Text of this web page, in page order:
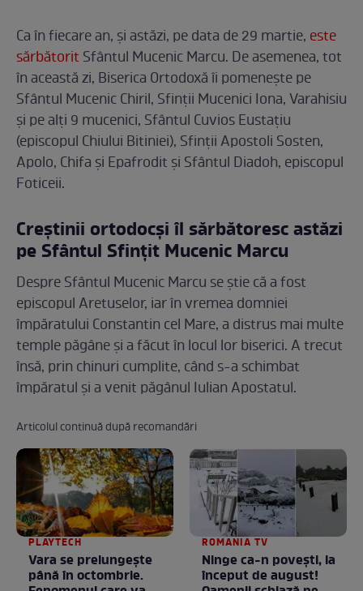
Ca în fiecare an, și astăzi, pe data de 29 martie, este
sărbătorit Sfântul Mucenic Marcu. De asemenea, tot
în această zi, Biserica Ortodoxă îi pomenește pe
Sfântul Mucenic Chiril, Sfinții Mucenici Iona, Varahisiu
și pe alți 9 mucenici, Sfântul Cuvios Eustațiu
(episcopul Chiului Bitiniei), Sfinții Apostoli Sosten,
Apolo, Chifa și Epafrodit și Sfântul Diadoh, episcopul
Foticeii.
Creștinii ortodocși îl sărbătoresc astăzi
pe Sfântul Sfințit Mucenic Marcu
Despre Sfântul Mucenic Marcu se știe că a fost
episcopul Aretuselor, iar în vremea domniei
împăratului Constantin cel Mare, a distrus mai multe
temple păgâne și a făcut în locul lor biserici. A trecut
însă, prin chinuri cumplite, când s-a schimbat
împăratul și a venit păgânul Iulian Apostatul.
Articolul continuă după recomandări
PLAYTECH
Vara se prelungeşte
până în octombrie.
ROMANIA TV
Ninge ca-n povești, la
început de august!